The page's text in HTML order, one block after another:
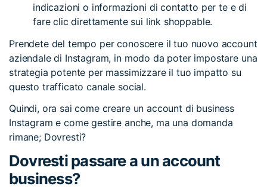
indicazioni o informazioni di contatto per te e di
fare clic direttamente sui link shoppable.
Prendete del tempo per conoscere il tuo nuovo account
aziendale di Instagram, in modo da poter impostare una
strategia potente per massimizzare il tuo impatto su
questo trafficato canale social.
Quindi, ora sai come creare un account di business
Instagram e come gestire anche, ma una domanda
rimane; Dovresti?
Dovresti passare a un account
business?